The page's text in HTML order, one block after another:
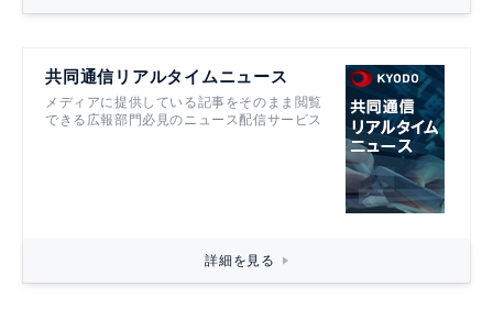
共同通信リアルタイムニュース
メディアに提供している記事をそのまま閲覧
できる広報部門必見のニュース配信サービス
詳細を見る